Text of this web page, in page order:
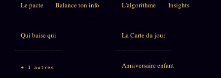
Le pacte Balance ton info
Qui baise qui
+ 1 autres
L'algorithme Insights
La Carte du jour
Anniversaire enfant